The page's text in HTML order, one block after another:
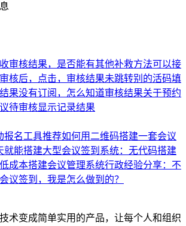
审核结果，是否能有其他补救方法可以接
核后，点击，审核结果未跳转别的活码填
果没有订阅，怎么知道审核结果关于预约
待审核显示记录结果
报名工具推荐如何用二维码搭建一套会议
就能搭建大型会议签到系统：无代码搭建
成本搭建会议管理系统行政经验分享：不
议签到，我是怎么做到的？
术变成简单实用的产品，让每个人和组织